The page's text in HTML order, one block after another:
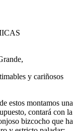
y cariñosos
estos montamos una
contará con la
bizcocho que ha